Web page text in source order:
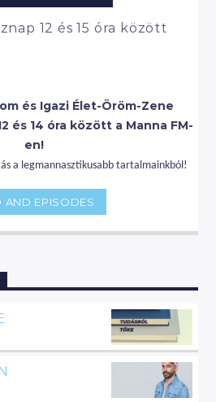
12 és 15 óra között
és Igazi Élet-Öröm-Zene
és 14 óra között a Manna FM-
en!
a legmannasztikusabb tartalmainkból!
AND EPISODES